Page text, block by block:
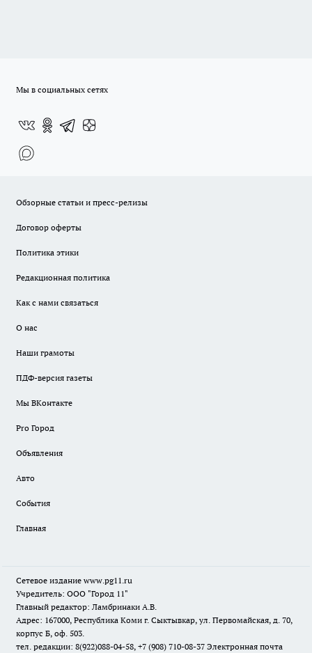
Мы в социальных сетях
Обзорные статьи и пресс-релизы
Договор оферты
Политика этики
Редакционная политика
Как с нами связаться
О нас
Наши грамоты
ПДФ-версия газеты
Мы ВКонтакте
Pro Город
Объявления
Авто
События
Главная
Сетевое издание www.pg11.ru
Учредитель: ООО "Город 11"
Главный редактор: Ламбринаки А.В.
Адрес: 167000, Республика Коми г. Сыктывкар, ул. Первомайская, д. 70,
корпус Б, оф. 503.
тел. редакции: 8(922)088-04-58, +7 (908) 710-08-37 Электронная почта